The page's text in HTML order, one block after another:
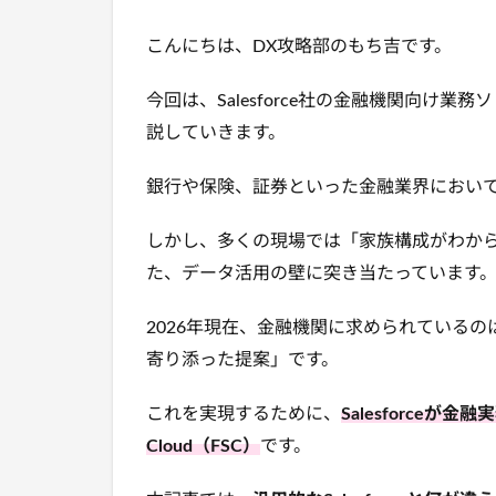
こんにちは、DX攻略部のもち吉です。
今回は、Salesforce社の金融機関向け業務
説していきます。
銀行や保険、証券といった金融業界におい
しかし、多くの現場では「家族構成がわか
た、データ活用の壁に突き当たっています。
2026年現在、金融機関に求められている
寄り添った提案」です。
これを実現するために、 Salesforceが金融
Cloud（FSC）です。